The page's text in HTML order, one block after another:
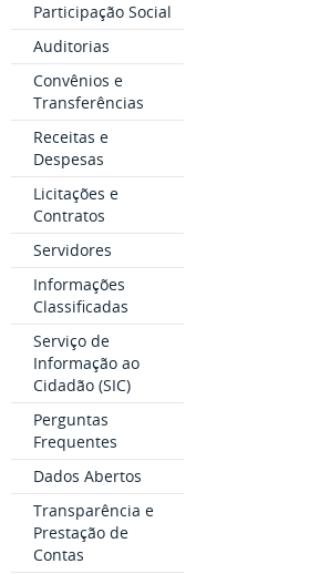
Participação Social
Auditorias
Convênios e
Transferências
Receitas e
Despesas
Licitações e
Contratos
Servidores
Informações
Classificadas
Serviço de
Informação ao
Cidadão (SIC)
Perguntas
Frequentes
Dados Abertos
Transparência e
Prestação de
Contas